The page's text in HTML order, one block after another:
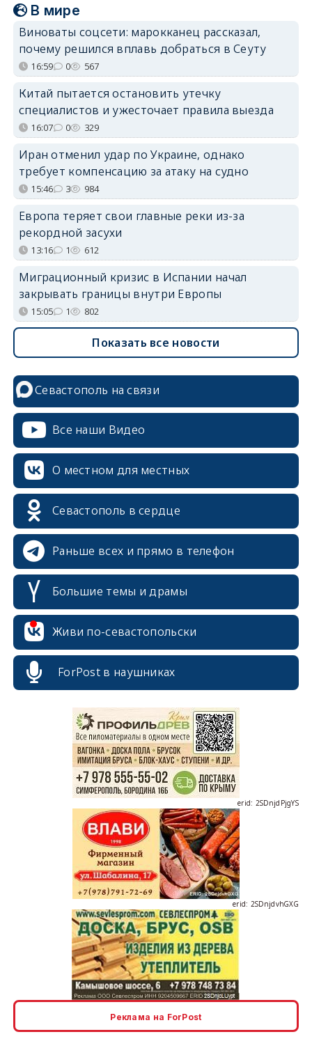
В мире
Виноваты соцсети: марокканец рассказал,
почему решился вплавь добраться в Сеуту
16:59 0 567
Китай пытается остановить утечку
специалистов и ужесточает правила выезда
16:07 0 329
Иран отменил удар по Украине, однако
требует компенсацию за атаку на судно
15:46 3 984
Европа теряет свои главные реки из-за
рекордной засухи
13:16 1 612
Миграционный кризис в Испании начал
закрывать границы внутри Европы
15:05 1 802
Показать все новости
Севастополь на связи
Все наши Видео
О местном для местных
Севастополь в сердце
Раньше всех и прямо в телефон
Большие темы и драмы
Живи по-севастопольски
ForPost в наушниках
erid: 2SDnjcrDNw6
erid: 2SDnjdPjgYS
erid: 2SDnjdvhGXG
Реклама на ForPost